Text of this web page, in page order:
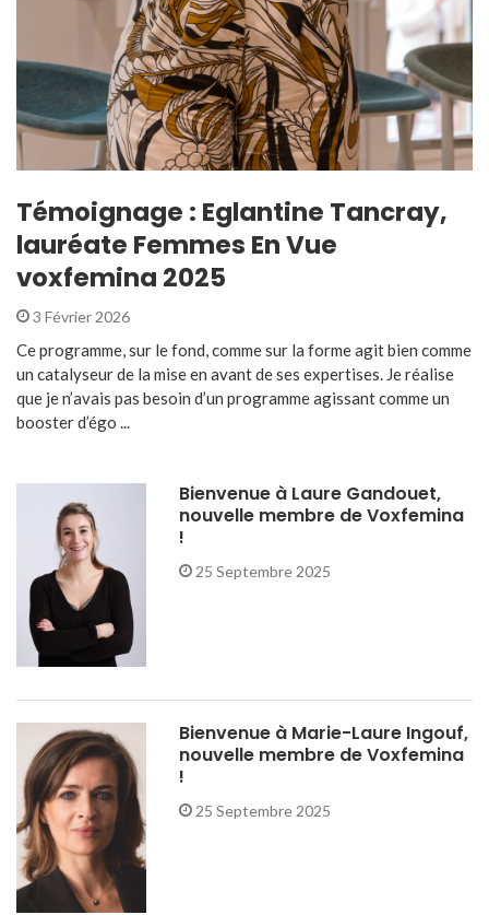
Témoignage : Eglantine Tancray,
lauréate Femmes En Vue
voxfemina 2025
3 Février 2026
Ce programme, sur le fond, comme sur la forme agit bien comme
un catalyseur de la mise en avant de ses expertises. Je réalise
que je n’avais pas besoin d’un programme agissant comme un
booster d’égo ...
Bienvenue à Laure Gandouet,
nouvelle membre de Voxfemina
!
25 Septembre 2025
Bienvenue à Marie-Laure Ingouf,
nouvelle membre de Voxfemina
!
25 Septembre 2025